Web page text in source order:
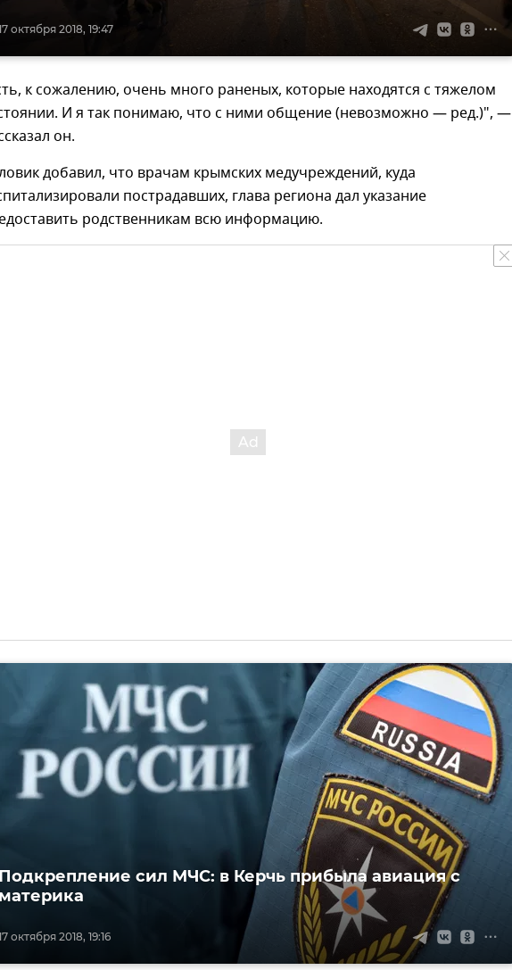
октября 2018, 19:47
к сожалению, очень много раненых, которые находятся с тяжелом
И я так понимаю, что с ними общение (невозможно — ред.)", —
он.
добавил, что врачам крымских медучреждений, куда
пострадавших, глава региона дал указание
родственникам всю информацию.
октября 2018, 19:16
Подкрепление сил МЧС: в Керчь прибыла авиация с
материка